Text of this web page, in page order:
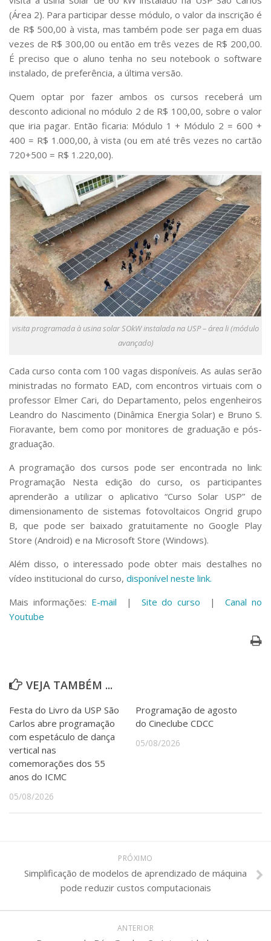
(Área 2). Para participar desse módulo, o valor da inscrição é
de R$ 500,00 à vista, mas também pode ser paga em duas
vezes de R$ 300,00 ou então em três vezes de R$ 200,00.
É preciso que o aluno tenha no seu notebook o software
instalado, de preferência, a última versão.
Quem optar por fazer ambos os cursos receberá um
desconto adicional no módulo 2 de R$ 100,00, sobre o valor
que iria pagar. Então ficaria: Módulo 1 + Módulo 2 = 600 +
400 = R$ 1.000,00, à vista (ou em até três vezes no cartão
720+500 = R$ 1.220,00).
visita programada à usina solar SOkW instalada na USP – área li (módulo
avançado)
Cada curso conta com 100 vagas disponíveis. As aulas serão
ministradas no formato EAD, com encontros virtuais com o
professor Elmer Cari, do Departamento, pelos engenheiros
Leandro do Nascimento (Dinâmica Energia Solar) e Bruno S.
Fioravante, bem como por monitores de graduação e pós-
graduação.
A programação dos cursos pode ser encontrada no link:
Programação Nesta edição do curso, os participantes
aprenderão a utilizar o aplicativo “Curso Solar USP” de
dimensionamento de sistemas fotovoltaicos Ongrid grupo
B, que pode ser baixado gratuitamente no Google Play
Store (Android) e na Microsoft Store (Windows).
Além disso, o interessado pode obter mais destalhes no
vídeo institucional do curso, disponível neste link.
Mais informações: E-mail | Site do curso |Canal no
Youtube
VEJA TAMBÉM ...
Festa do Livro da USP São
Carlos abre programação
com espetáculo de dança
vertical nas
comemorações dos 55
anos do ICMC
05/08/2026
Programação de agosto
do Cineclube CDCC
05/08/2026
PRÓXIMO
Simplificação de modelos de aprendizado de máquina
pode reduzir custos computacionais
ANTERIOR